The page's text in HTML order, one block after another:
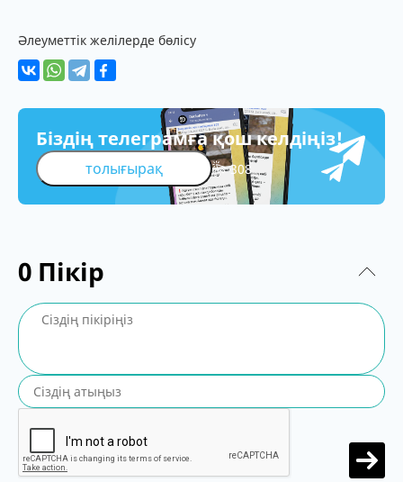
Әлеуметтік желілерде бөлісу
Біздің телеграмға қош келдіңіз!
толығырақ 308
0 Пікір